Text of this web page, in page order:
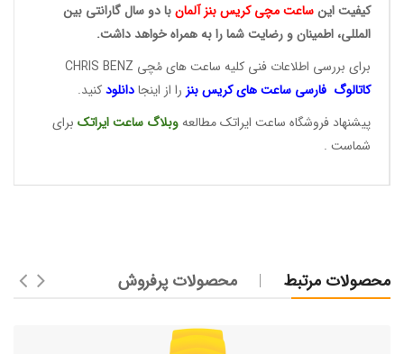
کیفیت اینساعت مچی کریس بنز آلمانبا دو سال گارانتی بین
المللی، اطمینان و رضایت شما را به همراه خواهد داشت.
برای بررسی اطلاعات فنی کلیه ساعت های مُچی CHRIS BENZ
کاتالوگ فارسی ساعت هایکریس بنز را از اینجادانلودکنید.
پیشنهاد فروشگاه ساعت ایراتک مطالعهوبلاگ ساعتایراتک برای
شماست .
محصولات مرتبط محصولات پرفروش